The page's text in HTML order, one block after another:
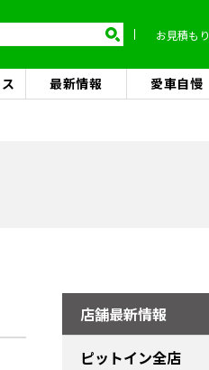
お見積もり
最新情報 愛車自慢
店舗最新情報
ピットイン全店